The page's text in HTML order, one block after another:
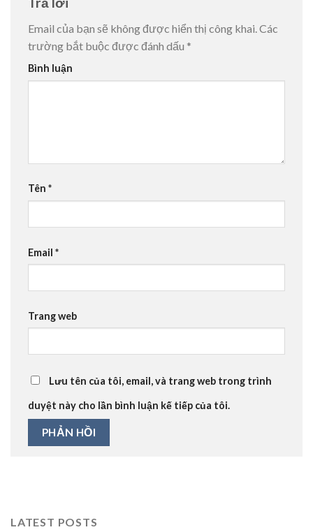
Email của bạn sẽ không được hiển thị công khai.Các
trường bắt buộc được đánh dấu *
Bình luận
Tên *
Email *
Trang web
Lưu tên của tôi, email, và trang web trong trình
duyệt này cho lần bình luận kế tiếp của tôi.
LATEST POSTS